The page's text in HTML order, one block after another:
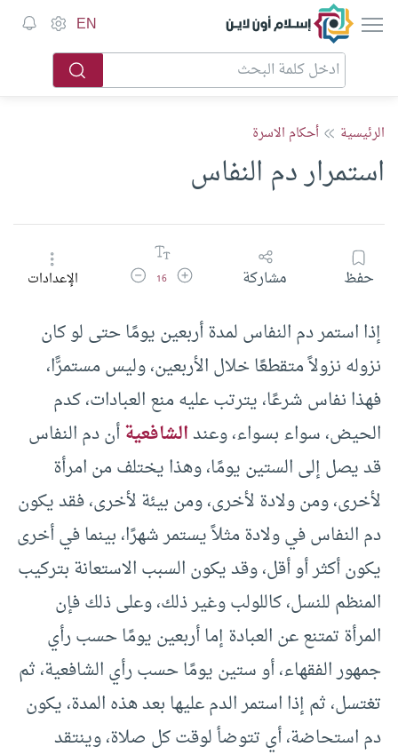
إسلام أون لاين EN
الرئيسية أحكام الاسرة
استمرار دم النفاس
حفظ مشاركة زيادة حجم الخط
16 تقليل حجم الخطالإعدادات
إذا استمر دم النفاس لمدة أربعين يومًا حتى لو كان
نزوله نزولاً متقطعًا خلال الأربعين، وليس مستمرًّا،
فهذا نفاس شرعًا، يترتب عليه منع العبادات، كدم
الحيض، سواء بسواء، وعندالشافعيةأن دم النفاس
قد يصل إلى الستين يومًا، وهذا يختلف من امرأة
لأخرى، ومن ولادة لأخرى، ومن بيئة لأخرى، فقد يكون
دم النفاس في ولادة مثلاً يستمر شهرًا، بينما في أخرى
يكون أكثر أو أقل، وقد يكون السبب الاستعانة بتركيب
المنظم للنسل، كاللولب وغير ذلك، وعلى ذلك فإن
المرأة تمتنع عن العبادة إما أربعين يومًا حسب رأي
جمهور الفقهاء، أو ستين يومًا حسب رأي الشافعية، ثم
تغتسل، ثم إذا استمر الدم عليها بعد هذه المدة، يكون
دم استحاضة، أي تتوضأ لوقت كل صلاة، وينتقد